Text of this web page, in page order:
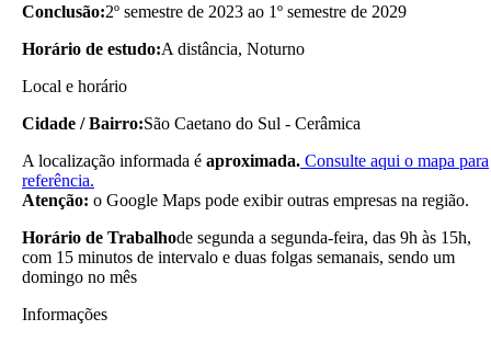
Conclusão:2º semestre de 2023 ao 1º semestre de 2029
Horário de estudo:A distância, Noturno
Local e horário
Cidade / Bairro:São Caetano do Sul - Cerâmica
A localização informada é aproximada. Consulte aqui o mapa para
referência.
Atenção: o Google Maps pode exibir outras empresas na região.
Horário de Trabalhode segunda a segunda-feira, das 9h às 15h,
com 15 minutos de intervalo e duas folgas semanais, sendo um
domingo no mês
Informações